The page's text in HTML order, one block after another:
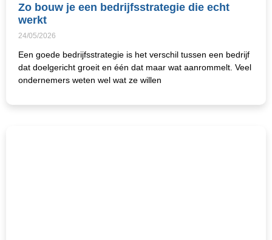
Zo bouw je een bedrijfsstrategie die echt
werkt
24/05/2026
Een goede bedrijfsstrategie is het verschil tussen een bedrijf
dat doelgericht groeit en één dat maar wat aanrommelt. Veel
ondernemers weten wel wat ze willen